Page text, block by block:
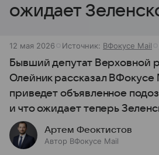
ожидает
12 мая 2026 Источник: ВФокусе Mail
Бывший депутат Верховной
Олейник рассказал ВФокусе
приведет объявленное
и что ожидает теперь
Артем Феоктистов
Автор ВФокусе Mail